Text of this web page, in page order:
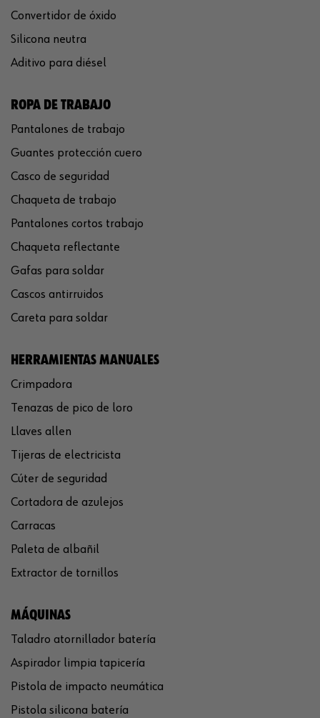
Convertidor de óxido
Silicona neutra
Aditivo para diésel
ROPA DE TRABAJO
Pantalones de trabajo
Guantes protección cuero
Casco de seguridad
Chaqueta de trabajo
Pantalones cortos trabajo
Chaqueta reflectante
Gafas para soldar
Cascos antirruidos
Careta para soldar
HERRAMIENTAS MANUALES
Crimpadora
Tenazas de pico de loro
Llaves allen
Tijeras de electricista
Cúter de seguridad
Cortadora de azulejos
Carracas
Paleta de albañil
Extractor de tornillos
MÁQUINAS
Taladro atornillador batería
Aspirador limpia tapicería
Pistola de impacto neumática
Pistola silicona batería